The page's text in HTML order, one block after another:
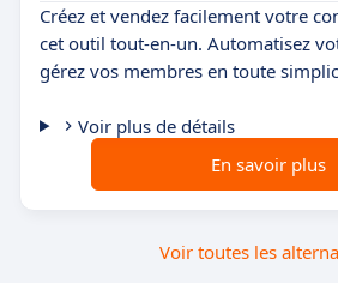
Créez et vendez facilement votre
cet outil tout-en-un. Automatisez
gérez vos membres en toute
Voir plus de détails
En savoir plus
Voir toutes les